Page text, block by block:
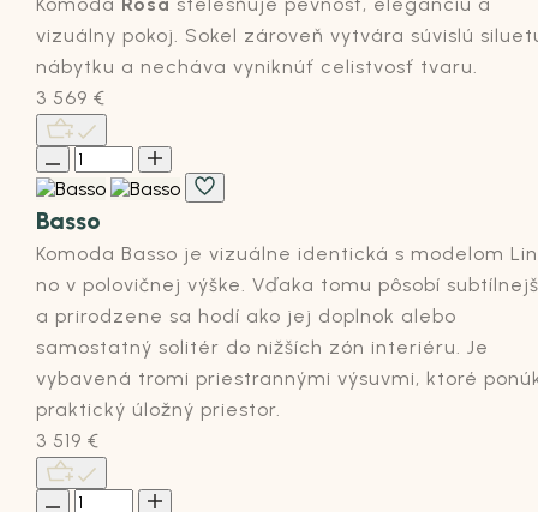
vizuálny pokoj. Sokel zároveň vytvára súvislú
nábytku a necháva vyniknúť celistvosť tvaru.
3 569 €
Basso
Komoda Basso je vizuálne identická s modelom
no v polovičnej výške. Vďaka tomu pôsobí
a prirodzene sa hodí ako jej doplnok alebo
samostatný solitér do nižších zón interiéru. Je
vybavená tromi priestrannými výsuvmi, ktoré
praktický úložný priestor.
3 519 €